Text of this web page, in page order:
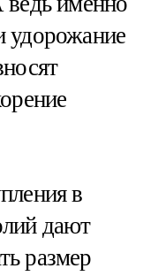
удорожание
в
дают
размер